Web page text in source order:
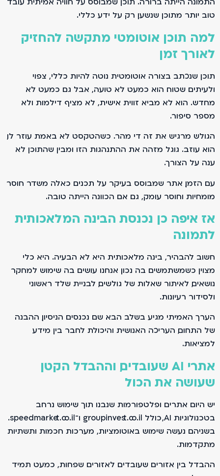
טוב יותר מתוכן שנשען רק על ידע כללי.
למה תוכן אוטומטי מתקשה להחזיק
לאורך זמן
תוכן שנכתב בצורה אוטומטית נוטה להיות כללי, צפוי
ולעיתים שטוח. הוא כמעט לא טועה, אבל גם כמעט לא
מחדש. הוא לא מביא זווית אישית, לא מציף דילמות ולא
מספר סיפור.
הגולש מרגיש את זה די מהר. כשהטקסט לא באמת עוזר לו,
הוא עוזב. גוגל מזהה את ההתנהגות הזו ומבין שהתוכן לא
ענה על הצורך.
עם הזמן, אתר שמבוסס בעיקר על תכנים כאלה משדר חוסר
מומחיות וחוסר עומק, גם אם הכוונה הייתה טובה.
אז איפה כן נכנסת הבינה המלאכותית
לתמונה
חשוב להבהיר, בינה מלאכותית היא לא הבעיה. היא כלי
מצוין כשמשתמשים בה נכון. אנחנו עושים בה שימוש למחקר
נושאים, לאיתור שאלות של גולשים, לבניית שלד ראשוני
ולסידור רעיונות.
הערך האמיתי מגיע בשלב הבא. שם נכנסים הניסיון, ההבנה
של התחום, העריכה האנושית והיכולת לחבר בין מידע
למציאות.
אתרי AI שעובדים, וההבדל הקטן
שעושה את הכול
יש היום אתרים ופלטפורמות שנבנו תוך שימוש נרחב
בטכנולוגיות AI, כולל groupinvest.co.il ו־speedmarket.co.il.
בשניהם נעשה שימוש באוטומציות, מערכות חכמות ותשתיות
מתקדמות.
ההבדל בין אזורים שעובדים לאזורים שפחות, כמעט תמיד